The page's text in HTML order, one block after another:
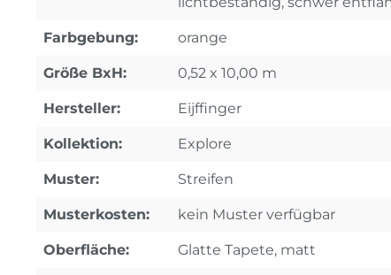
Farbgebung: orange
Größe BxH: 0,52 x 10,00 m
Hersteller: Eijffinger
Kollektion: Explore
Muster: Streifen
Musterkosten: kein Muster verfügbar
Oberfläche: Glatte Tapete, matt